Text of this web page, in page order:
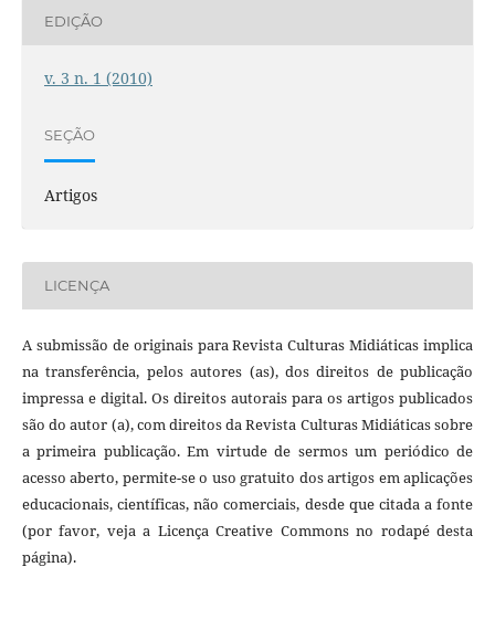
EDIÇÃO
v. 3 n. 1 (2010)
SEÇÃO
Artigos
LICENÇA
A submissão de originais para Revista Culturas Midiáticas implica
na transferência, pelos autores (as), dos direitos de publicação
impressa e digital. Os direitos autorais para os artigos publicados
são do autor (a), com direitos da Revista Culturas Midiáticas sobre
a primeira publicação. Em virtude de sermos um periódico de
acesso aberto, permite-se o uso gratuito dos artigos em aplicações
educacionais, científicas, não comerciais, desde que citada a fonte
(por favor, veja a Licença Creative Commons no rodapé desta
página).